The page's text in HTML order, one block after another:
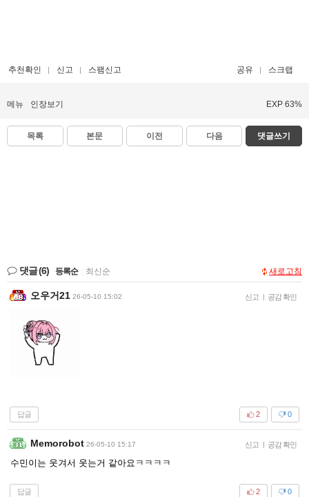
추천확인 신고 스팸신고 공유 스크랩
메뉴 인장보기 EXP 63%
목록 본문 이전 다음 댓글쓰기
댓글(6) 등록순 최신순 새로고침
오우거21 26-05-10 15:02 신고 | 공감 확인
답글 0
2
Memorobot 26-05-10 15:17 신고 | 공감 확인
수민이는 웃겨서 웃는거 같아요ㅋㅋㅋㅋ
답글 0
2